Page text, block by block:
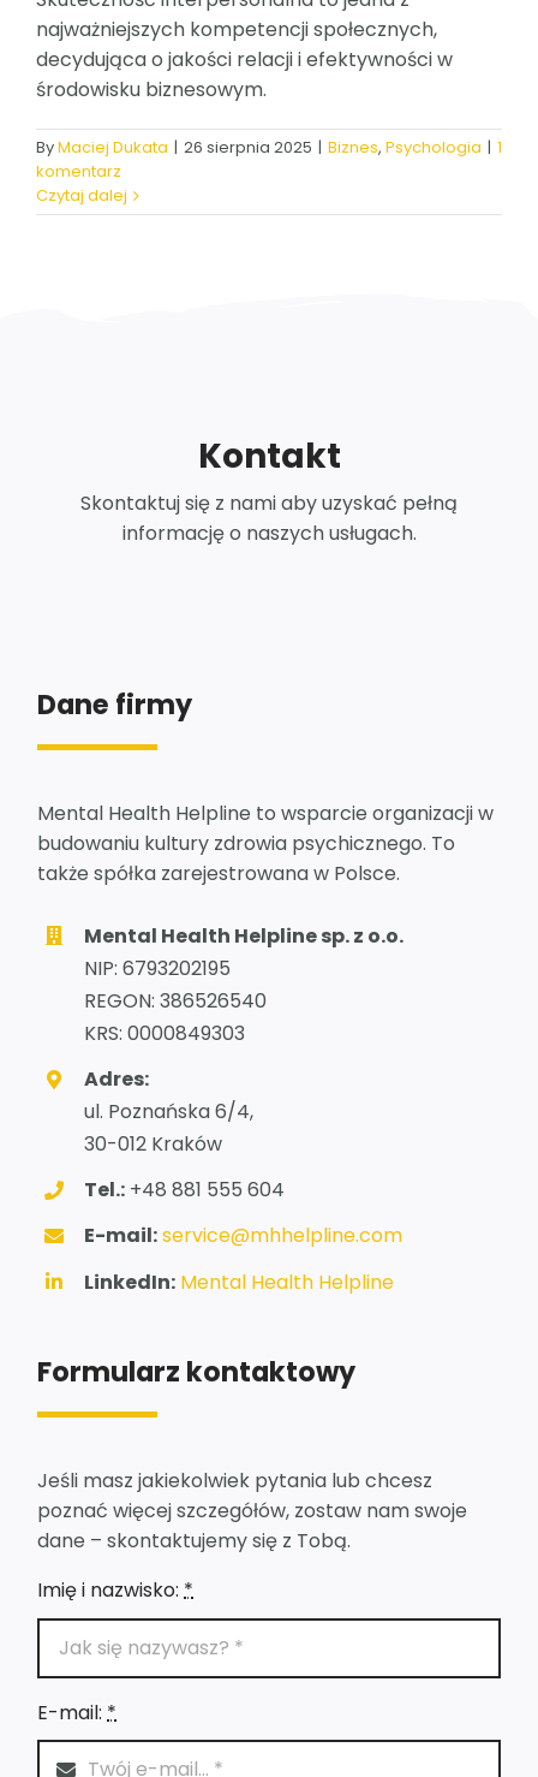
ZALOGUJ SIĘ
POLSKI
najważniejszych kompetencji społecznych,
decydująca o jakości relacji i efektywności w
środowisku biznesowym.
ByMaciej Dukata | 26 sierpnia 2025 | Biznes, Psychologia | 1
komentarz
Czytaj dalej
Kontakt
Skontaktuj się z nami aby uzyskać pełną
informację o naszych usługach.
Dane firmy
Mental Health Helpline to wsparcie organizacji w
budowaniu kultury zdrowia psychicznego. To
także spółka zarejestrowana w Polsce.
Mental Health Helpline sp. z o.o.
NIP: 6793202195
REGON: 386526540
KRS: 0000849303
Adres:
ul. Poznańska 6/4,
30-012 Kraków
Tel.:+48 881 555 604
E-mail:service@mhhelpline.com
LinkedIn: Mental Health Helpline
Formularz kontaktowy
Jeśli masz jakiekolwiek pytania lub chcesz
poznać więcej szczegółów, zostaw nam swoje
dane – skontaktujemy się z Tobą.
Imię i nazwisko:*
E-mail: *